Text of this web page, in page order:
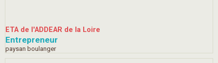
ETA de l'ADDEAR de la Loire
Entrepreneur
paysan boulanger